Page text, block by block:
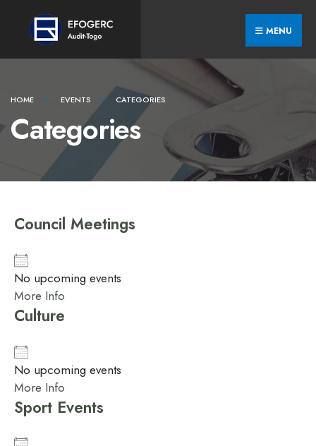
content
MENU
HOME EVENTS CATEGORIES
Categories
Council Meetings
No upcoming events
More Info
Culture
No upcoming events
More Info
Sport Events
Search
for: